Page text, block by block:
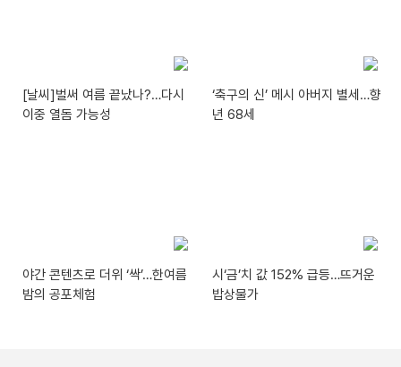
[날씨]벌써 여름 끝났나?…다시
이중 열돔 가능성
‘축구의 신’ 메시 아버지 별세…향
년 68세
야간 콘텐츠로 더위 ‘싹’…한여름
밤의 공포체험
시‘금’치 값 152% 급등…뜨거운
밥상물가